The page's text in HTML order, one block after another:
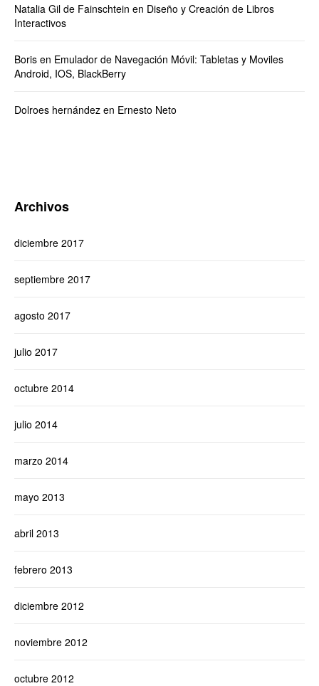
Natalia Gil de Fainschtein en Diseño y Creación de Libros
Interactivos
Boris en Emulador de Navegación Móvil: Tabletas y Moviles
Android, IOS, BlackBerry
Dolroes hernández en Ernesto Neto
Archivos
diciembre 2017
septiembre 2017
agosto 2017
julio 2017
octubre 2014
julio 2014
marzo 2014
mayo 2013
abril 2013
febrero 2013
diciembre 2012
noviembre 2012
octubre 2012